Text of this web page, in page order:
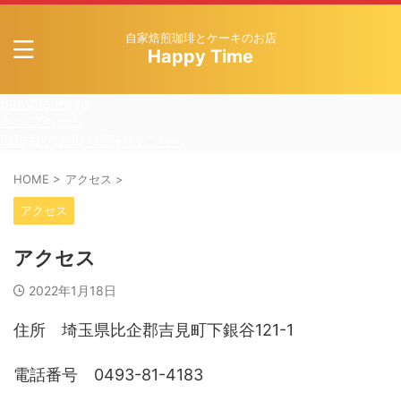
自家焙煎珈琲とケーキのお店
Happy Time
HOME > アクセス >
アクセス
アクセス
2022年1月18日
住所 埼玉県比企郡吉見町下銀谷121-1
電話番号 0493-81-4183